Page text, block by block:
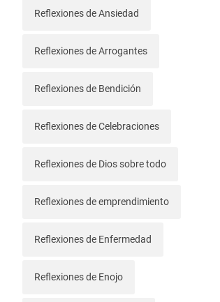
Reflexiones de Ansiedad
Reflexiones de Arrogantes
Reflexiones de Bendición
Reflexiones de Celebraciones
Reflexiones de Dios sobre todo
Reflexiones de emprendimiento
Reflexiones de Enfermedad
Reflexiones de Enojo